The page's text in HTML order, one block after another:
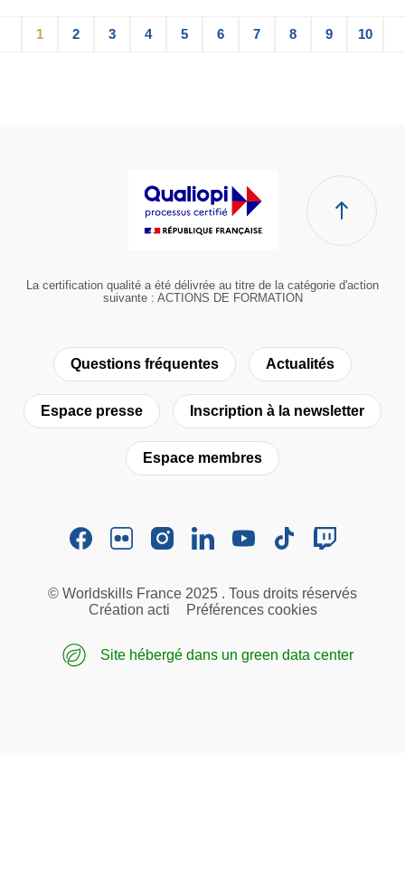
1 2 3 4 5 6 7 8 9 10
La certification qualité a été délivrée au titre de la catégorie d'action
suivante : ACTIONS DE FORMATION
Questions fréquentes Actualités
Espace presse Inscription à la newsletter
Espace membres
© Worldskills France 2025 . Tous droits réservés
Création acti
Préférences cookies
Site hébergé dans un green data center